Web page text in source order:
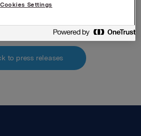
to press releases
Cookies Settings